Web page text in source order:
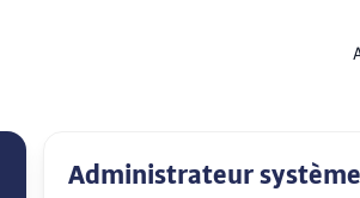
Administrateur